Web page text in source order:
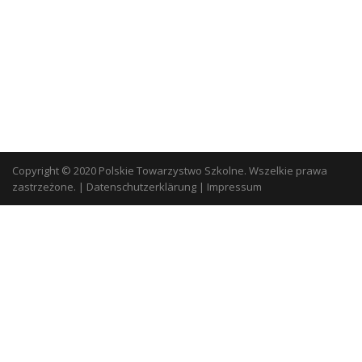
Copyright © 2020 Polskie Towarzystwo Szkolne. Wszelkie prawa
zastrzeżone. | Datenschutzerklärung | Impressum